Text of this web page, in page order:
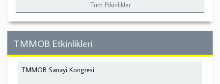
Tüm Etkinlikler
TMMOB Etkinlikleri
TMMOB Sanayi Kongresi